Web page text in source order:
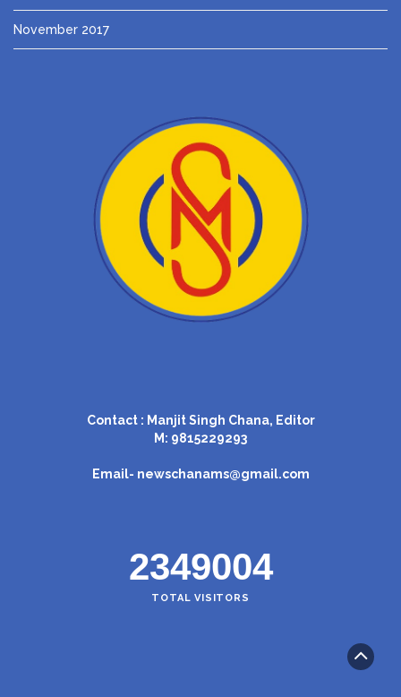
November 2017
Contact : Manjit Singh Chana, Editor
M: 9815229293
Email- newschanams@gmail.com
2349004
TOTAL VISITORS